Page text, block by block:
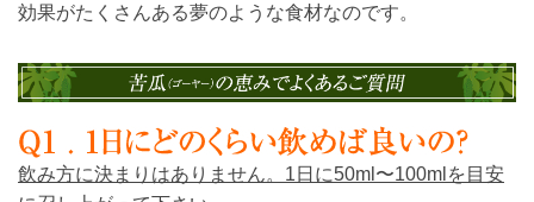
効果がたくさんある夢のような食材なのです。
飲み方に決まりはありません。1日に50ml〜100mlを目安